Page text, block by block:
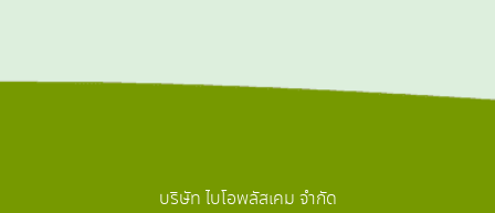
บริษัท ไบโอพลัสเคม จำกัด